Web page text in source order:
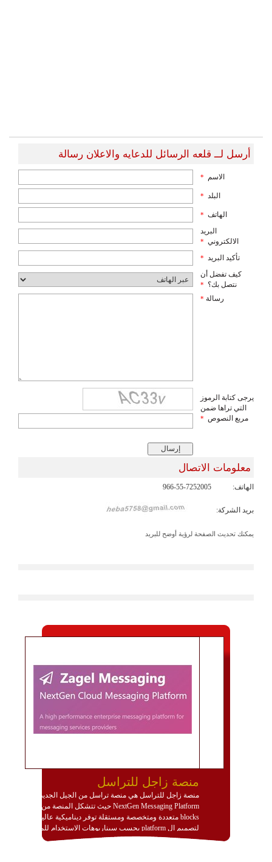
أرسل لــ قلعه الرسائل للدعايه والاعلان رسالة
الاسم *
البلد *
الهاتف *
البريد
الالكتروني *
تأكيد البريد *
كيف تفضل أن
نتصل بك؟ *
رسالة *
يرجى كتابة الرموز
التي تراها ضمن
مربع النصوص *
معلومات الاتصال
الهاتف: 966-55-7252005
بريد الشركة:
يمكنك تحديث الصفحة لرؤية أوضح للبريد
منصة زاجل للتراسل
منصة زاجل للتراسل هي منصة تراسل من الجيل الجديد
NextGen Messaging Platform حيث تتشكل المنصة من
blocks متعددة ومتخصصة ومستقلة توفر ديناميكية عالية
لتصميم ال platform بحسب سيناريوهات الاستخدام للمنصة
وتتوافق مع النشر والاستثمار ضمن بيئة استضافة dedicated